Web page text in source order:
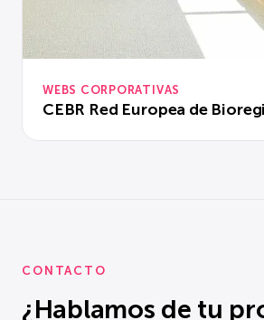
WEBS CORPORATIVAS
CEBR Red Europea de
CONTACTO
¿Hablamos de tu